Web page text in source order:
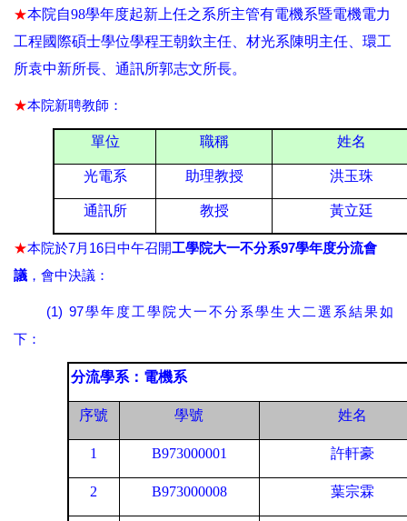
★本院自98學年度起新上任之系所主管有電機系暨電機電力
工程國際碩士學位學程王朝欽主任、材光系陳明主任、環工
所袁中新所長、通訊所郭志文所長。
★本院新聘教師：
單位 職稱 姓名
光電系 助理教授 洪玉珠
通訊所 教授 黃立廷
★本院於7月 16日中午召開工學院大一不分系97學年度分流會
議 ，會中決議：
(1) 97學年度工學院大一不分系學生大二選系結果如
下：
分流學系：電機系
序號 學號 姓名
1 B973000001 許軒豪
2 B973000008 葉宗霖